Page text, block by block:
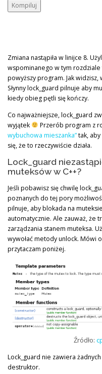
Kompiluj
Zmiana nastąpiła w linijce 8.
wspominanego w tym rozdziale
powyższy program. Jak
Słynny lock_guard pilnuje aby
kiedy obieg pętli się kończy.
Co najważniejsze, lock_guard
wyjątek
Przerób program z
wybuchowa mieszanka”tak,
się, że to rzeczywiście działa.
Lock_guard
muteksów w C++?
Jeśli pobawisz się chwilę
poznanych do tej pory
pilnuje, aby blokada na
automatycznie. Ale zauważ, że
zarządzania stanem muteksa.
wywołać metody unlock. Mówi
przytaczam poniżej.
Źródło:
Lock_guard nie zawiera
destruktor.